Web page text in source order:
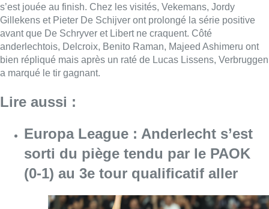
s’est jouée au finish. Chez les visités, Vekemans, Jordy
Gillekens et Pieter De Schijver ont prolongé la série positive
avant que De Schryver et Libert ne craquent. Côté
anderlechtois, Delcroix, Benito Raman, Majeed Ashimeru ont
bien répliqué mais après un raté de Lucas Lissens, Verbruggen
a marqué le tir gagnant.
Lire aussi :
Europa League : Anderlecht s’est
sorti du piège tendu par le PAOK
(0-1) au 3e tour qualificatif aller